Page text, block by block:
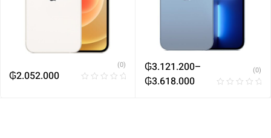
₲2.052.000
(0) ₲3.121.200–
₲3.618.000
(0)